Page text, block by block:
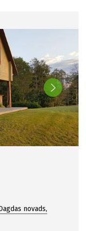
novads,